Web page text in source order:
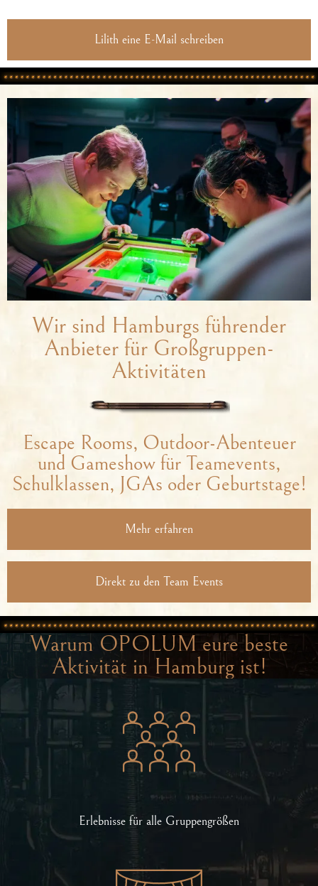
Lilith eine E-Mail schreiben
Wir sind Hamburgs führender
Anbieter für Großgruppen-
Aktivitäten
Escape Rooms, Outdoor-Abenteuer
und Gameshow für Teamevents,
Schulklassen, JGAs oder Geburtstage!
Mehr erfahren
Direkt zu den Team Events
Warum OPOLUM eure beste
Aktivität in Hamburg ist!
Erlebnisse für alle Gruppengrößen